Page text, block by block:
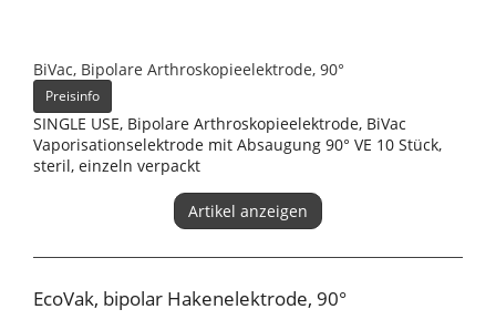
BiVac, Bipolare Arthroskopieelektrode, 90°
Preisinfo
SINGLE USE, Bipolare Arthroskopieelektrode, BiVac
Vaporisationselektrode mit Absaugung 90° VE 10 Stück,
steril, einzeln verpackt
Artikel anzeigen
EcoVak, bipolar Hakenelektrode, 90°